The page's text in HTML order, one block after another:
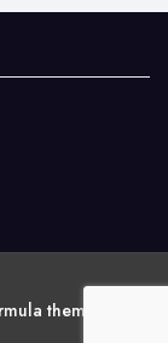
theme by A WP